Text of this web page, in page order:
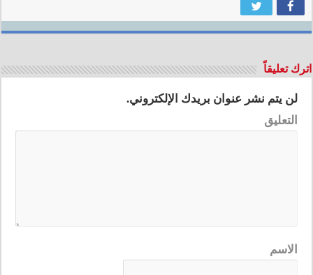
اترك تعليقاً
لن يتم نشر عنوان بريدك الإلكتروني.
التعليق
الاسم